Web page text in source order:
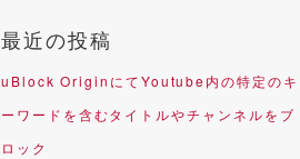
最近の投稿
uBlock OriginにてYoutube内の特定のキ
ーワードを含むタイトルやチャンネルをブ
ロック